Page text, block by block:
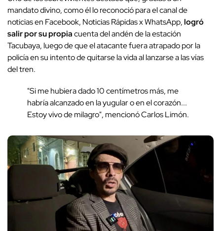
mandato divino, como él lo reconoció para el canal de
noticias en Facebook, Noticias Rápidas x WhatsApp,logró
salir por su propiacuenta del andén de la estación
Tacubaya, luego de que el atacante fuera atrapado por la
policía en su intento de quitarse la vida al lanzarse a las vías
del tren.
"Si me hubiera dado 10 centímetros más, me
habría alcanzado en la yugular o en el corazón...
Estoy vivo de milagro", mencionó Carlos Limón.